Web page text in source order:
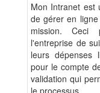
Mon Intranet est
de gérer en
mission. Ceci
l'entreprise de
leurs dépenses
pour le compte
validation qui